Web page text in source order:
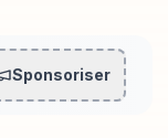
Sponsoriser